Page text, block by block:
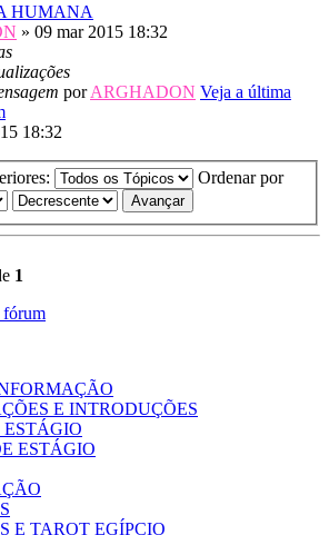
HUMANA
» 09 mar 2015 18:32
porARGHADON Veja a última
18:32
Ordenar por
1
fórum
E INTRODUÇÕES
ESTÁGIO
E TAROT EGÍPCIO